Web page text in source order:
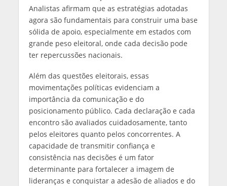
Analistas afirmam que as estratégias adotadas
agora são fundamentais para construir uma base
sólida de apoio, especialmente em estados com
grande peso eleitoral, onde cada decisão pode
ter repercussões nacionais.
Além das questões eleitorais, essas
movimentações políticas evidenciam a
importância da comunicação e do
posicionamento público. Cada declaração e cada
encontro são avaliados cuidadosamente, tanto
pelos eleitores quanto pelos concorrentes. A
capacidade de transmitir confiança e
consistência nas decisões é um fator
determinante para fortalecer a imagem de
lideranças e conquistar a adesão de aliados e do